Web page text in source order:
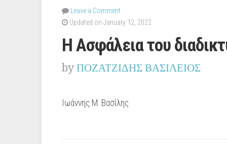
Leave a Comment
Updated on January 12, 2022
Η Ασφάλεια του
by ΠΟΖΑΤΖΙΔΗΣ ΒΑΣΙΛΕΙΟΣ
Ιωάννης Μ. Βασίλης